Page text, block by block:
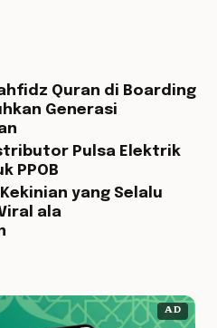
Quran di Boarding
Generasi
Pulsa Elektrik
PPOB
yang Selalu
ala
AD